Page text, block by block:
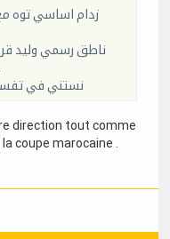
زدام اساسي توه
نستني في
direction tout comme
coupe marocaine .